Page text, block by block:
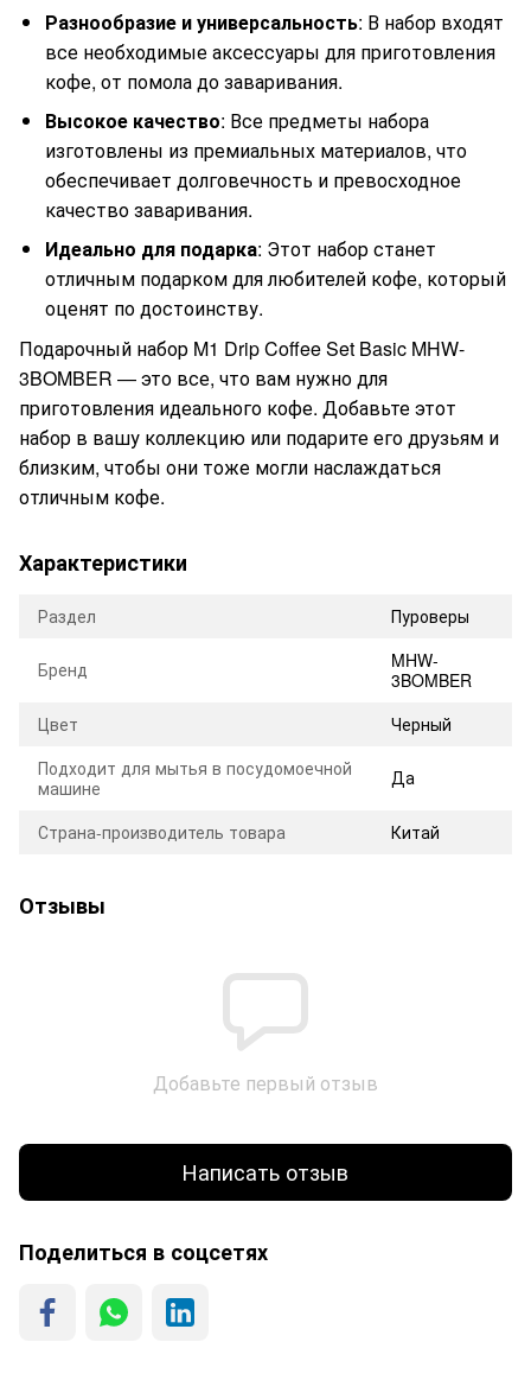
Разнообразие и универсальность: В набор входят
все необходимые аксессуары для приготовления
кофе, от помола до заваривания.
Высокое качество: Все предметы набора
изготовлены из премиальных материалов, что
обеспечивает долговечность и превосходное
качество заваривания.
Идеально для подарка: Этот набор станет
отличным подарком для любителей кофе, который
оценят по достоинству.
Подарочный набор M1 Drip Coffee Set Basic MHW-
3BOMBER — это все, что вам нужно для
приготовления идеального кофе. Добавьте этот
набор в вашу коллекцию или подарите его друзьям и
близким, чтобы они тоже могли наслаждаться
отличным кофе.
Характеристики
Раздел Пуроверы
Бренд
MHW-
3BOMBER
Цвет
Черный
Подходит для мытья в посудомоечной
машине
Да
Страна-производитель товара Китай
Отзывы
Добавьте первый отзыв
Написать отзыв
Поделиться в соцсетях